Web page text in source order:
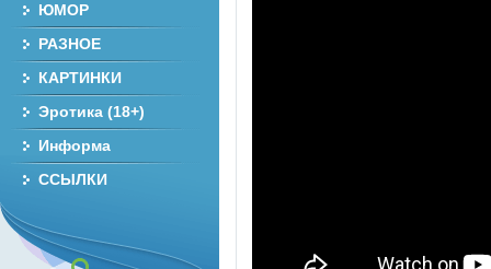
ЮМОР
РАЗНОЕ
КАРТИНКИ
Эротика (18+)
Информа
ССЫЛКИ